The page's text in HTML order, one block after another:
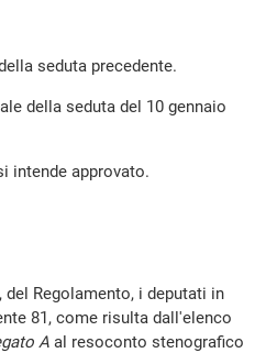
seduta precedente.
della seduta del 10 gennaio
intende approvato.
Regolamento, i deputati in
81, come risulta dall'elenco
A al resoconto stenografico